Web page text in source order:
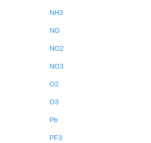
NH3
NO
NO2
NO3
O2
O3
Pb
PF3